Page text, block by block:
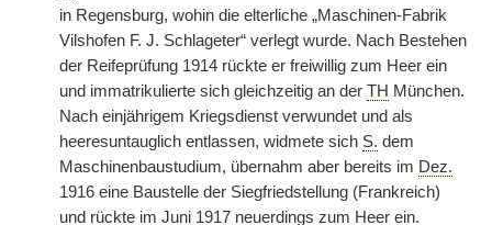
in Regensburg, wohin die elterliche „Maschinen-Fabrik
Vilshofen F. J. Schlageter“ verlegt wurde. Nach Bestehen
der Reifeprüfung 1914 rückte er freiwillig zum Heer ein
und immatrikulierte sich gleichzeitig an der TH München.
Nach einjährigem Kriegsdienst verwundet und als
heeresuntauglich entlassen, widmete sich S. dem
Maschinenbaustudium, übernahm aber bereits im Dez.
1916 eine Baustelle der Siegfriedstellung (Frankreich)
und rückte im Juni 1917 neuerdings zum Heer ein.